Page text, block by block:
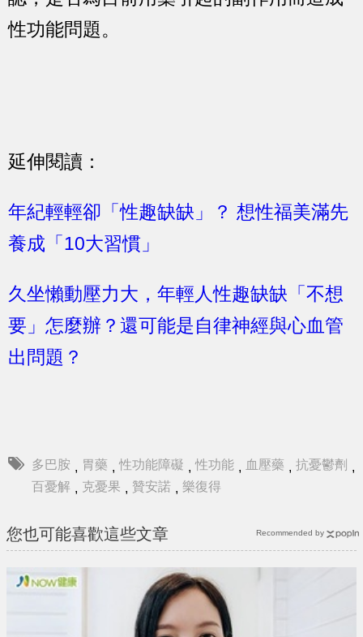
性功能問題。
延伸閱讀：
年紀輕輕卻「性趣缺缺」？ 想性福美滿先
養成「10大習慣」
久坐懶動壓力大，年輕人性趣缺缺「不想
要」怎麼辦？還可能是自律神經與心血管
出問題？
多巴胺 胃藥 性功能障礙 性功能 血壓藥 抗憂鬱劑
百憂解 , 克憂果 , 贊安諾 , 樂復得
您也可能喜歡這些文章 Recommended by